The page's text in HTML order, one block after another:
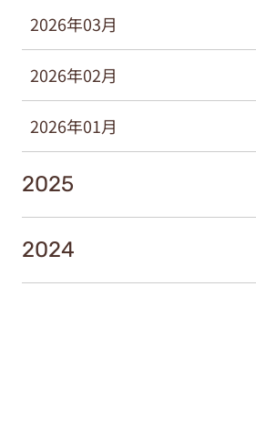
2026年03月
2026年02月
2026年01月
2025
2024